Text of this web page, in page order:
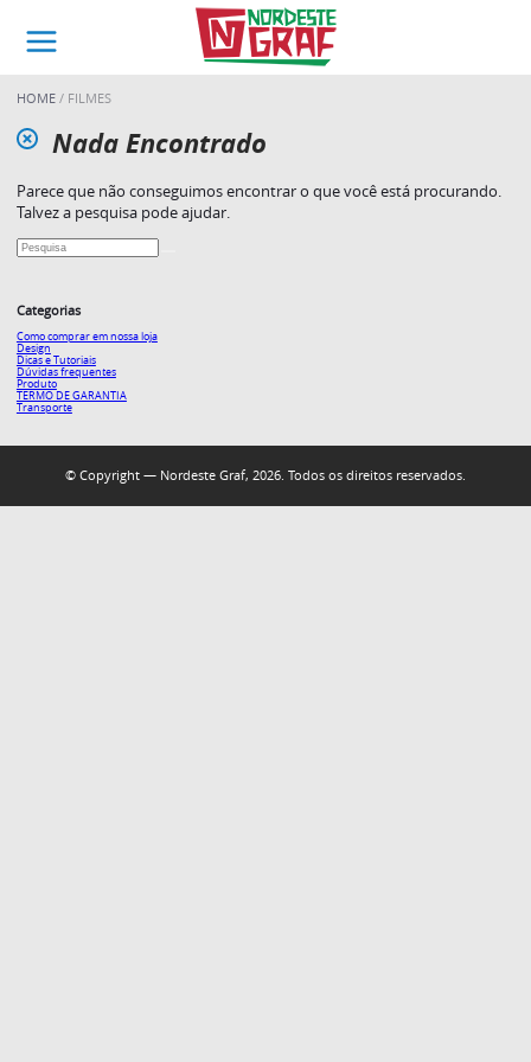
HOME FILMES
Nada Encontrado
Parece que não conseguimos encontrar o que você está procurando.
Talvez a pesquisa pode ajudar.
Categorias
Como comprar em nossa loja
Design
Dicas e Tutoriais
Dúvidas frequentes
Produto
TERMO DE GARANTIA
Transporte
© Copyright — Nordeste Graf, 2026. Todos os direitos reservados.